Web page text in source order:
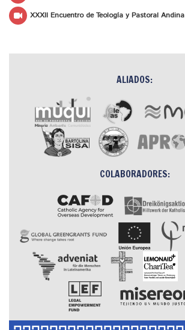
XXXII Encuentro de Teología y Pastoral
ALIADOS:
COLABORADORES: